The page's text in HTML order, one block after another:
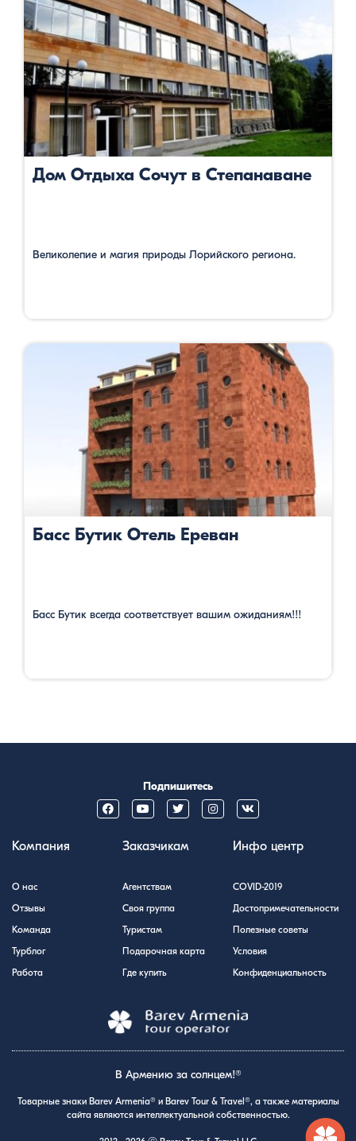
Дом Отдыха Сочут в Степанаване
Великолепие и магия природы Лорийского региона.
Басс Бутик Отель Ереван
Басс Бутик всегда соответствует вашим ожиданиям!!!
Подпишитесь
Компания
О нас
Отзывы
Команда
Турблог
Работа
Заказчикам
Агентствам
Своя группа
Туристам
Подарочная карта
Где купить
Инфо центр
COVID-2019
Достопримечательности
Полезные советы
Условия
Конфиденциальность
В Армению за солнцем!®
Товарные знаки Barev Armenia® и Barev Tour & Travel®, а также материалы
сайта являются интеллектуальной собственностью.